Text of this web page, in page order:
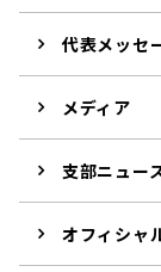
代表メッセ
メディア
支部ニュー
オフィシャ